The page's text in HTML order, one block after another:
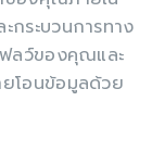
กระบวนการทาง
ลว์ของคุณและ
ยโอนข้อมูลด้วย